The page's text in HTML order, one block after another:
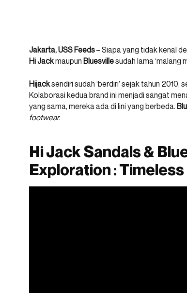
Jakarta, USS Feeds– Siapa yang tidak kenal
Hi Jackmaupun Bluesvillesudah lama ‘malang
Hijacksendiri sudah ‘berdiri’ sejak tahun 2010,
Kolaborasi kedua brand ini menjadi sangat
yang sama, mereka ada di lini yang berbeda.
footwear.
Hi Jack Sandals &
Exploration :